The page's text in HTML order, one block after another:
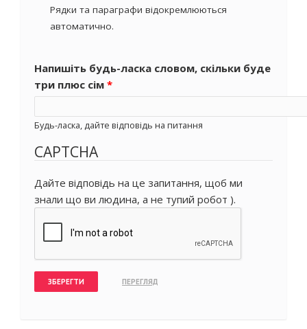
Рядки та параграфи відокремлюються
автоматично.
Напишіть будь-ласка словом, скільки буде
три плюс сім *
Будь-ласка, дайте відповідь на питання
CAPTCHA
Дайте відповідь на це запитання, щоб ми
знали що ви людина, а не тупий робот ).